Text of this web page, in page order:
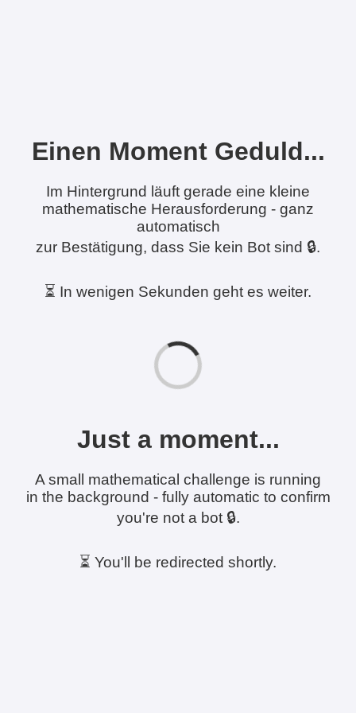
Einen Moment Geduld...
Im Hintergrund läuft gerade eine kleine
mathematische Herausforderung - ganz
automatisch
zur Bestätigung, dass Sie kein Bot sind 🔒.
⏳ In wenigen Sekunden geht es weiter.
Just a moment...
A small mathematical challenge is running
in the background - fully automatic to confirm
you're not a bot 🔒.
⏳ You'll be redirected shortly.